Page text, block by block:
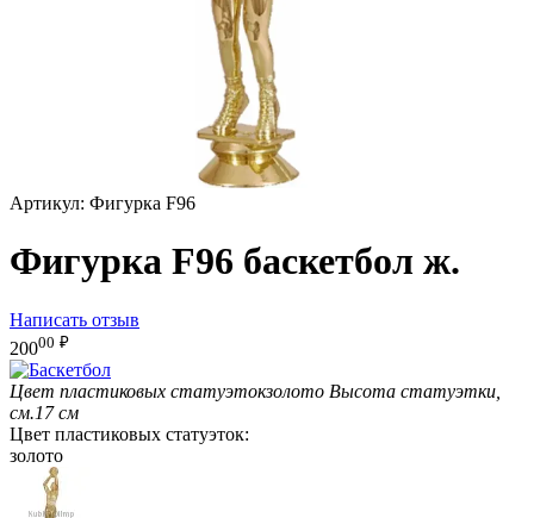
Артикул: Фигурка F96
Фигурка F96 баскетбол ж.
Написать отзыв
20000 ₽
Цвет пластиковых статуэтокзолото Высота статуэтки,
см.17 см
Цвет пластиковых статуэток:
золото